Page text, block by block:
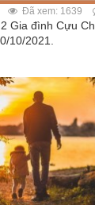
Đã xem: 1639
Gia đình Cựu
10/2021.